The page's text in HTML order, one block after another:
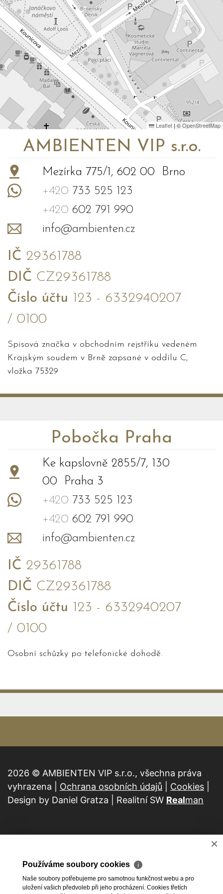
Leaflet |©OpenStreetMap
AMBIENTEN VIP s.r.o.
Mezírka 775/1, 602 00 Brno
+420 733 525 123
+420 602 791 990
info@ambienten.cz
IČ 29361788
DIČ CZ29361788
Číslo účtu 123 - 6332940207
/ 0100
Spisová značka v obchodním rejstříku vedeném
Krajským soudem v Brně zapsané v oddílu C,
vložka 75329
Pobočka Praha
Ke kapslovně 2855/7, 130
00 Praha 3
+420 733 525 123
+420 602 791 990
info@ambienten.cz
IČ 29361788
DIČ CZ29361788
Číslo účtu 123 - 6332940207
/ 0100
Osobní schůzky po telefonické dohodě.
2026 © AMBIENTEN VIP s.r.o., všechna práva
vyhrazena | Ochrana osobních údajů Cookies
Design by Daniel Gratza | Realitní SW Realman
×
Používáme soubory cookies ℹ
Naše soubory potřebujeme pro samotnou funkčnost webu a pro
uložení vašich předvoleb při jeho procházení. Cookies třetích